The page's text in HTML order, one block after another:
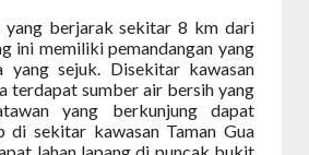
yang berjarak sekitar 8 km dari
ini memiliki pemandangan yang
yang sejuk. Disekitar kawasan
terdapat sumber air bersih yang
yang berkunjung dapat
di sekitar kawasan Taman Gua